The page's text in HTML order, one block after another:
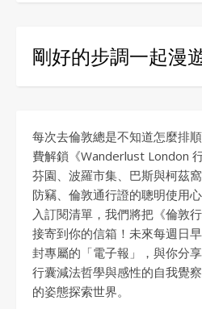
剛好的步調一起漫
每次去倫敦總是不知道怎麼排
費解鎖《Wanderlust London
芬園、波羅市集、巴斯與柯茲
防竊、倫敦通行證的聰明使用
入訂閱清單，我們將把《倫敦
接寄到你的信箱！未來每週日
封專屬的「電子報」，與你分
行囊減法哲學與感性的自我覺
的姿態探索世界。